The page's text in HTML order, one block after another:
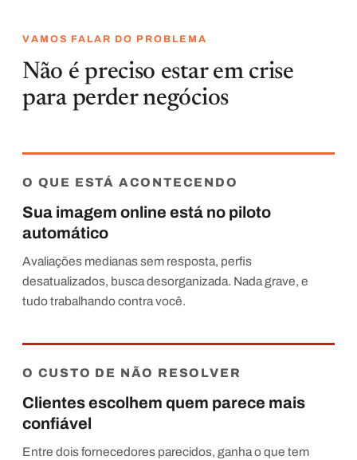
VAMOS FALAR DO PROBLEMA
Não é preciso estar em crise
para perder negócios
O QUE ESTÁ ACONTECENDO
Sua imagem online está no piloto
automático
Avaliações medianas sem resposta, perfis
desatualizados, busca desorganizada. Nada grave, e
tudo trabalhando contra você.
O CUSTO DE NÃO RESOLVER
Clientes escolhem quem parece mais
confiável
Entre dois fornecedores parecidos, ganha o que tem